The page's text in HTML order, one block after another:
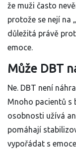
že muži často
protože se nejí na
důležitá právě
emoce.
Může DBT
Ne. DBT není
Mnoho pacientů s
osobnosti užívá
pomáhají
vypořádat s